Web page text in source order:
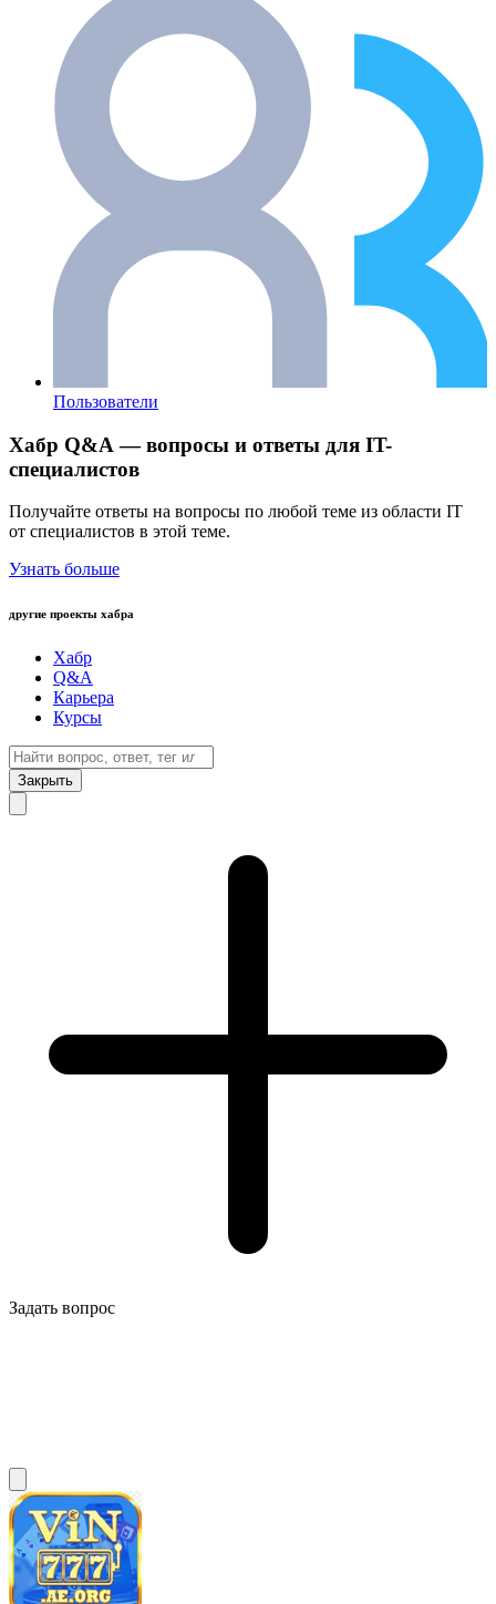
Пользователи
Хабр Q&A — вопросы и ответы для IT-
специалистов
Получайте ответы на вопросы по любой теме из области IT
от специалистов в этой теме.
Узнать больше
другие проекты хабра
Хабр
Q&A
Карьера
Курсы
Закрыть
Задать вопрос